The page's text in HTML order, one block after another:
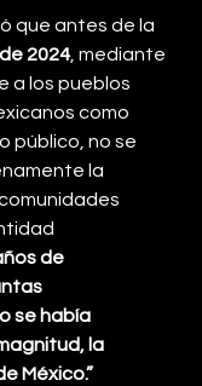
que antes de la
2024, mediante
a los pueblos
como
público, no se
la
de
se había
la
México.”